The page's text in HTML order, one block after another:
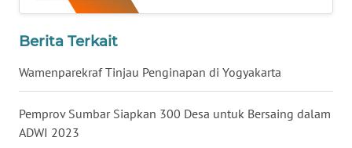
Berita Terkait
Wamenparekraf Tinjau Penginapan di Yogyakarta
Pemprov Sumbar Siapkan 300 Desa untuk Bersaing dalam
ADWI 2023
WN
JABAR